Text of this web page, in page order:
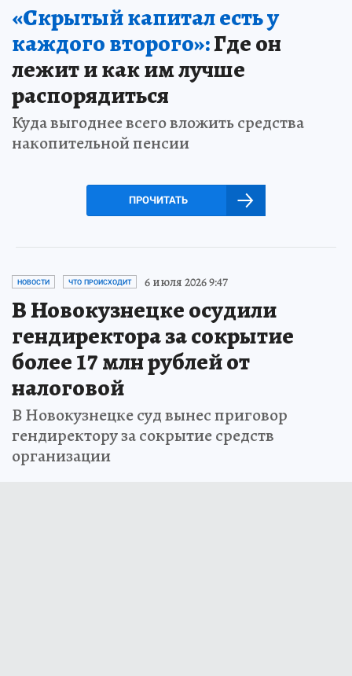
«Скрытый капитал есть у
каждого второго»:Где он
лежит и как им лучше
распорядиться
Куда выгоднее всего вложить средства
накопительной пенсии
ПРОЧИТАТЬ
НОВОСТИ ЧТО ПРОИСХОДИТ 6 июля 2026 9:47
В Новокузнецке осудили
гендиректора за сокрытие
более 17 млн рублей от
налоговой
В Новокузнецке суд вынес приговор
гендиректору за сокрытие средств
организации